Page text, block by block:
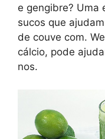
e gengibre? Uma
sucos que
de couve com.
cálcio, pode
nos.